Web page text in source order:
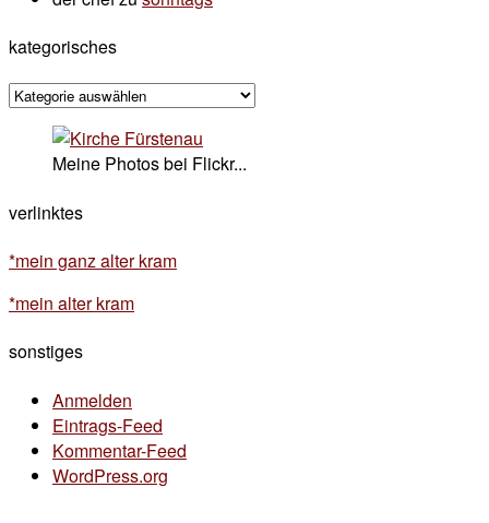
kategorisches
kategorisches
Meine Photos bei Flickr...
verlinktes
*mein ganz alter kram
*mein alter kram
sonstiges
Anmelden
Eintrags-Feed
Kommentar-Feed
WordPress.org